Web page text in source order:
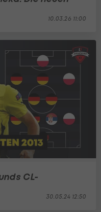
10.03.26 11:00
CL-
30.05.24 12:50